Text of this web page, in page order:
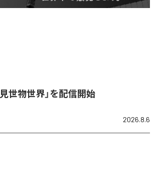
世物世界」を配信開始
2026.8.6